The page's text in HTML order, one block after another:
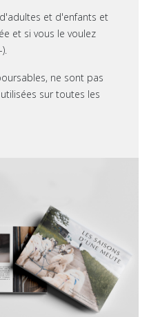
et d'enfants et
et si vous le voulez
ne sont pas
sur toutes les